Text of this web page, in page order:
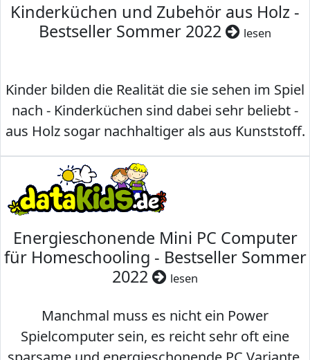
Kinderküchen und Zubehör aus Holz -
Bestseller Sommer 2022
lesen
Kinder bilden die Realität die sie sehen im Spiel
nach - Kinderküchen sind dabei sehr beliebt -
aus Holz sogar nachhaltiger als aus Kunststoff.
Energieschonende Mini PC Computer
für Homeschooling - Bestseller Sommer
2022
lesen
Manchmal muss es nicht ein Power
Spielcomputer sein, es reicht sehr oft eine